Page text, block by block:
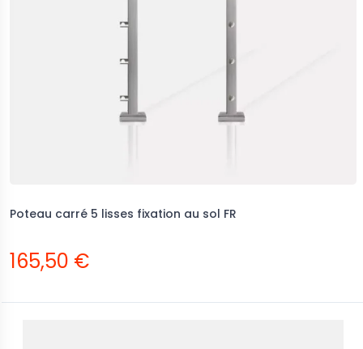
Poteau carré 5 lisses fixation au sol FR
165,50 €